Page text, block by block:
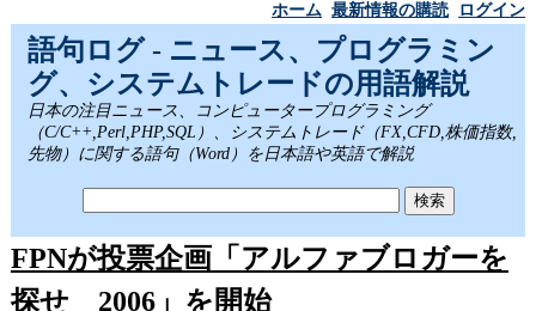
ホーム 最新情報の購読 ログイン
語句ログ - ニュース、プログラミン
グ、システムトレードの用語解説
日本の注目ニュース、コンピュータープログラミング
（C/C++,Perl,PHP,SQL）、システムトレード（FX,CFD,株価指数,
先物）に関する語句（Word）を日本語や英語で解説
FPNが投票企画「アルファブロガーを
探せ 2006」を開始